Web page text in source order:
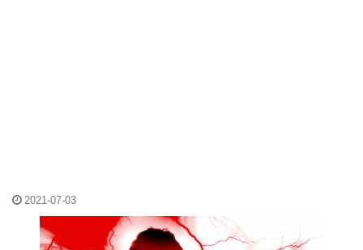
2021-07-03